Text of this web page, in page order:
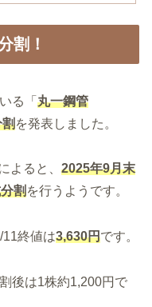
割！
る「 丸一鋼管
割を発表しました。
よると、 2025年9月末
割を行うようです。
終値は3,630円です。
後は1株約1,200円で